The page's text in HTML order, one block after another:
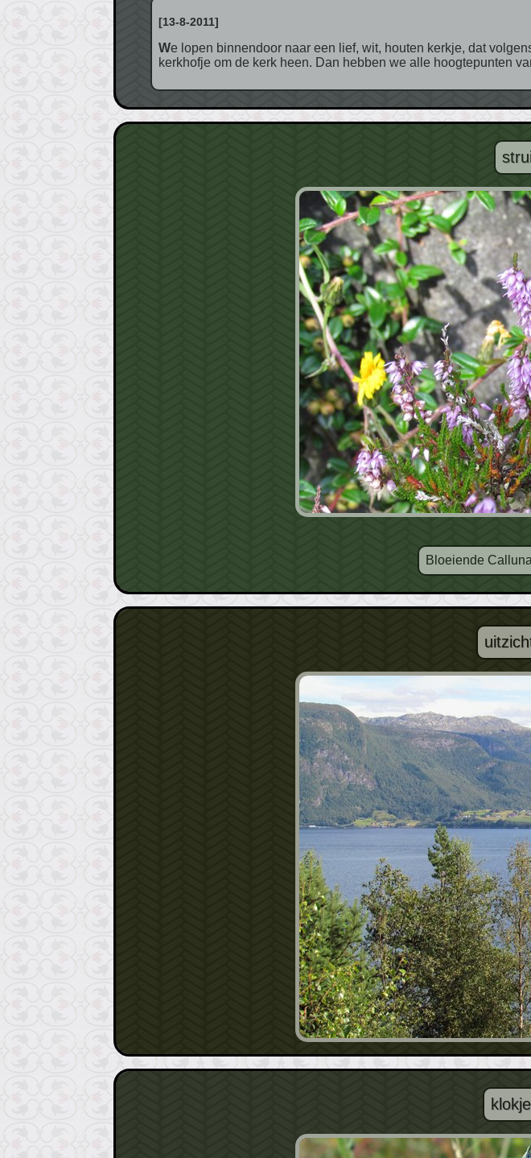
[13-8-2011]
We lopen binnendoor naar een lief, wit, houten kerkje, dat volgens de aanwijzingen open moet zijn, maar het niet is. Er is een rustig
kerkhofje om de kerk heen. Dan hebben we alle hoogtepunten
Bloeiende